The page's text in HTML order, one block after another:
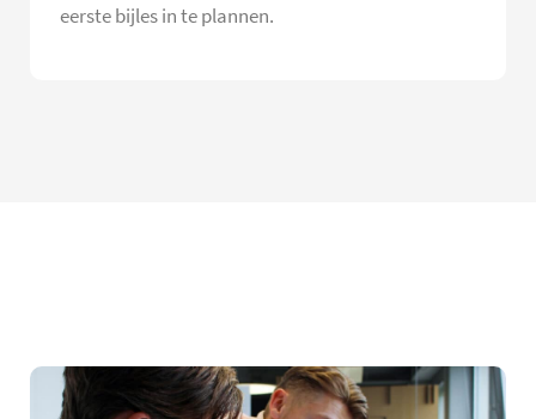
eerste bijles in te plannen.